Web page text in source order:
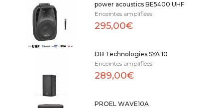
power acoustics BE5400 UHF
Enceintes amplifiées
295,00€
DB Technologies SYA 10
Enceintes amplifiées
289,00€
PROEL WAVE10A